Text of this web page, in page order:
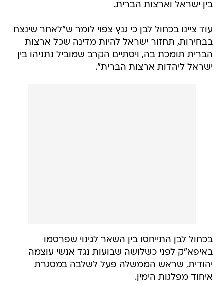
בין ישראל וארצות הברית.
עוד ציינו בכחול לבן כי גנץ צפוי לומר ש"לאחר שינצח
בבחירות, תחזור ישראל להיות מדינה שכל ארצות
הברית תומכת בה, ויסתיים הקרב שמוביל נתניהו בין
ישראל ליהדות ארצות הברית".
בכחול לבן התייחסו בין השאר לגינוי שפרסמו
באיפא"ק לפני כשלושה שבועות נגד אנשי עוצמה
יהודית, שראש הממשלה פעל לשלבה במסגרת
איחוד מפלגות הימין.